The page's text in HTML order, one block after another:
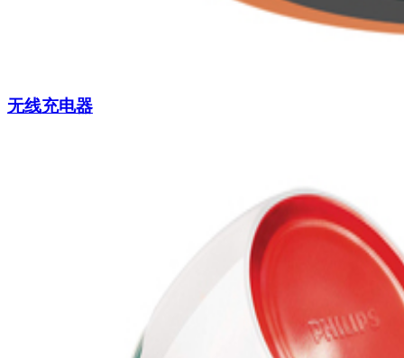
无线充电器